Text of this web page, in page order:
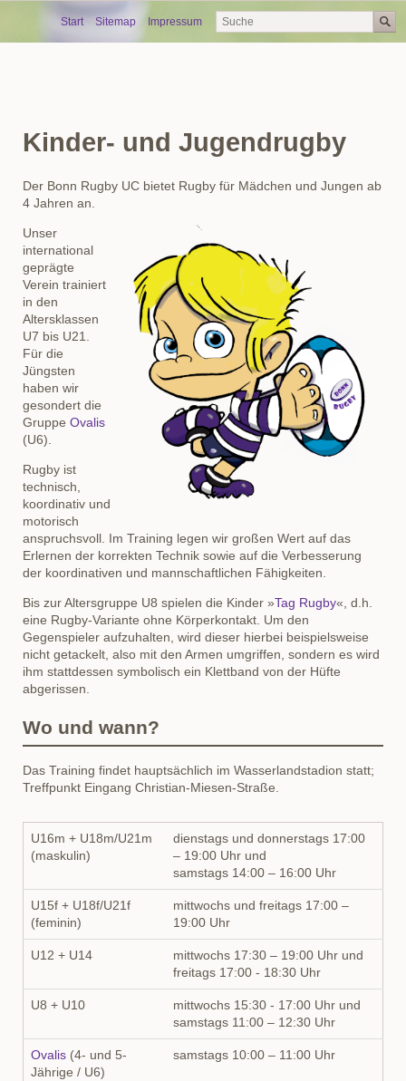
Skip
navigation
Start Sitemap Impressum
Kinder- und Jugendrugby
Der Bonn Rugby UC bietet Rugby für Mädchen und Jungen ab
4 Jahren an.
Unser
international
geprägte
Verein trainiert
in den
Altersklassen
U7 bis U21.
Für die
Jüngsten
haben wir
gesondert die
Gruppe Ovalis
(U6).
Rugby ist
technisch,
koordinativ und
motorisch
anspruchsvoll. Im Training legen wir großen Wert auf das
Erlernen der korrekten Technik sowie auf die Verbesserung
der koordinativen und mannschaftlichen Fähigkeiten.
Bis zur Altersgruppe U8 spielen die Kinder »Tag Rugby«, d.h.
eine Rugby-Variante ohne Körperkontakt. Um den
Gegenspieler aufzuhalten, wird dieser hierbei beispielsweise
nicht getackelt, also mit den Armen umgriffen, sondern es wird
ihm stattdessen symbolisch ein Klettband von der Hüfte
abgerissen.
Wo und wann?
Das Training findet hauptsächlich im Wasserlandstadion statt;
Treffpunkt Eingang Christian-Miesen-Straße.
U16m + U18m/U21m
(maskulin)
dienstags und donnerstags 17:00
– 19:00 Uhr und
samstags 14:00 – 16:00 Uhr
U15f + U18f/U21f
(feminin)
mittwochs und freitags 17:00 –
19:00 Uhr
U12 + U14
mittwochs 17:30 – 19:00 Uhr und
freitags 17:00 - 18:30 Uhr
U8 + U10
mittwochs 15:30 - 17:00 Uhr und
samstags 11:00 – 12:30 Uhr
Ovalis (4- und 5-
Jährige / U6)
samstags 10:00 – 11:00 Uhr